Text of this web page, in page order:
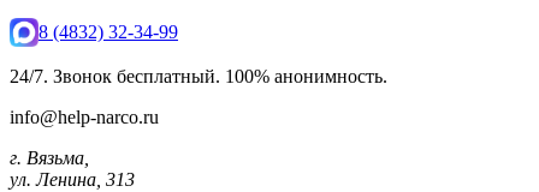
8 (4832) 32-34-99
24/7. Звонок бесплатный. 100% анонимность.
info@help-narco.ru
г. Вязьма,
ул. Ленина, 313